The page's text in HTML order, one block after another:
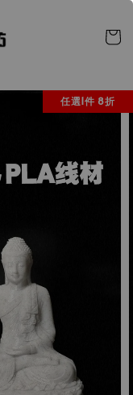
任選1件 8折